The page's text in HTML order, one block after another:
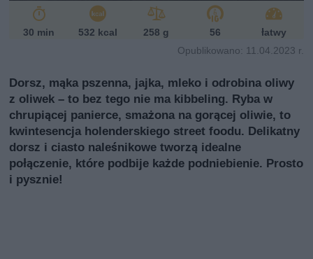
30 min 532 kcal 258 g 56
łatwy
Opublikowano: 11.04.2023 r.
Dorsz, mąka pszenna, jajka, mleko i odrobina oliwy
z oliwek – to bez tego nie ma kibbeling. Ryba w
chrupiącej panierce, smażona na gorącej oliwie, to
kwintesencja holenderskiego street foodu. Delikatny
dorsz i ciasto naleśnikowe tworzą idealne
połączenie, które podbije każde podniebienie. Prosto
i pysznie!